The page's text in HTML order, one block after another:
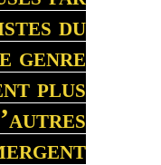
du
genre
plus